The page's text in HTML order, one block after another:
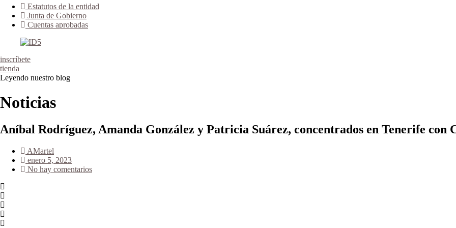
Estatutos de la entidad
Junta de Gobierno
Cuentas aprobadas
inscríbete
tienda
Leyendo nuestro blog
Noticias
Aníbal Rodríguez, Amanda González y Patricia Suárez, concentrados en Tenerife con
AMartel
enero 5, 2023
No hay comentarios